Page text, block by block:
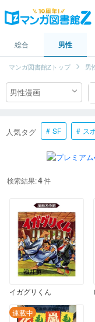
総合 男性
マンガ図書館Zトップ 男
人気タグ SF ス
検索結果:4件
イガグリくん
連載中